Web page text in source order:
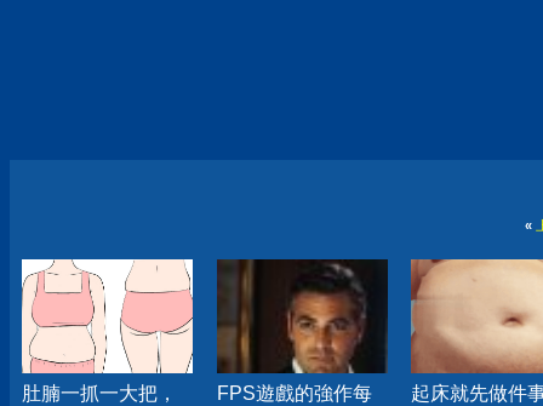
«
肚腩一抓一大把，
FPS遊戲的強作每
起床就先做件